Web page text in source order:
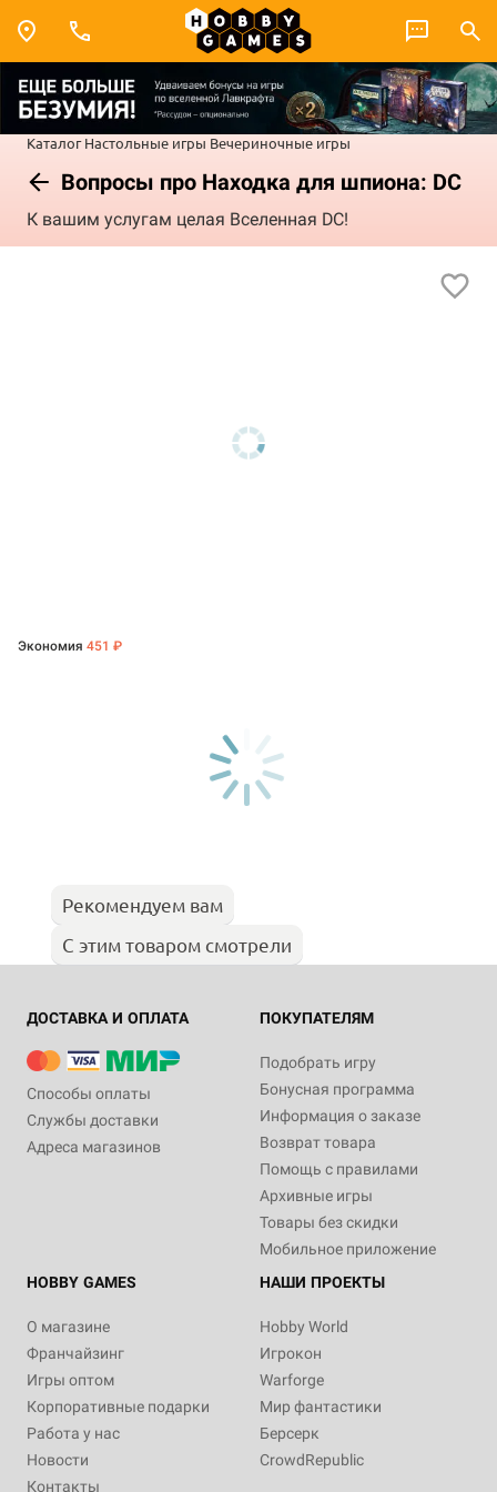
Каталог Настольные игры Вечериночные игры
Вопросы про Находка для шпиона: DC
К вашим услугам целая Вселенная DC!
Экономия 451 ₽
Рекомендуем вам
С этим товаром смотрели
ДОСТАВКА И ОПЛАТА
Способы оплаты
Службы доставки
Адреса магазинов
ПОКУПАТЕЛЯМ
Подобрать игру
Бонусная программа
Информация о заказе
Возврат товара
Помощь с правилами
Архивные игры
Товары без скидки
Мобильное приложение
HOBBY GAMES
О магазине
Франчайзинг
Игры оптом
Корпоративные подарки
Работа у нас
Новости
Контакты
НАШИ ПРОЕКТЫ
Hobby World
Игрокон
Warforge
Мир фантастики
Берсерк
CrowdRepublic